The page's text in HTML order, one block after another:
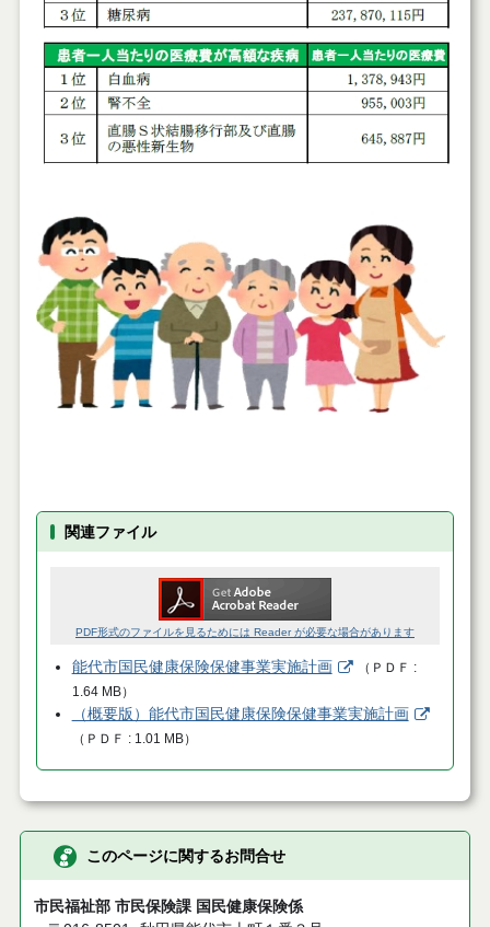
関連ファイル
PDF形式のファイルを見るためには Reader が必要な場合があります
能代市国民健康保険保健事業実施計画 （ ＰＤＦ
1.64 MB）
（概要版）能代市国民健康保険保健事業実施計画
（ ＰＤＦ 1.01 MB）
このページに関するお問合せ
市民福祉部 市民保険課 国民健康保険係